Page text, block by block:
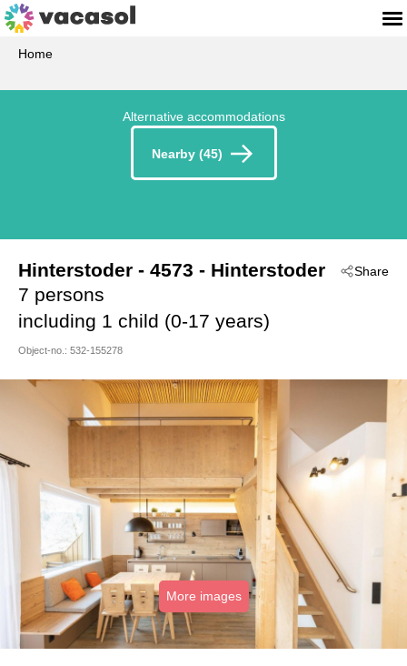
Home
Alternative accommodations
Nearby (45)
Share
Hinterstoder - 4573 - Hinterstoder
7 persons
including 1 child (0-17 years)
Object-no.: 532-155278
More images